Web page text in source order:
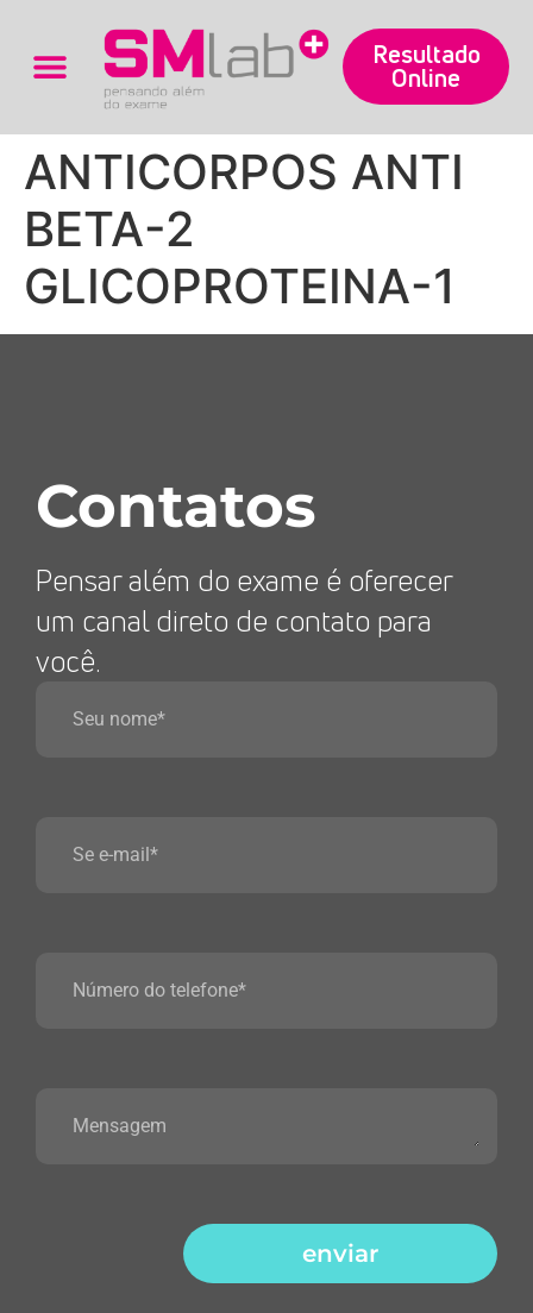
Resultado
Online
ANTICORPOS ANTI
BETA-2
GLICOPROTEINA-1
Contatos
Pensar além do exame é oferecer
um canal direto de contato para
você.
enviar